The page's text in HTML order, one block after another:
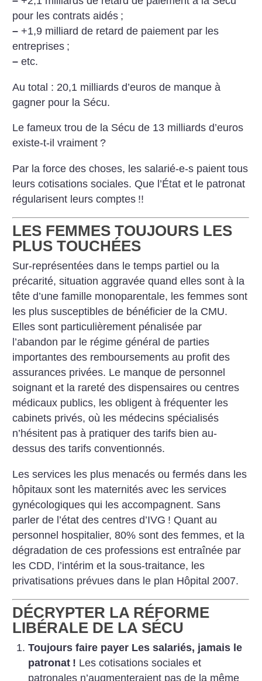
pour les contrats aidés ;
– +1,9 milliard de retard de paiement par les
entreprises ;
– etc.
Au total : 20,1 milliards d’euros de manque à
gagner pour la Sécu.
Le fameux trou de la Sécu de 13 milliards d’euros
existe-t-il vraiment ?
Par la force des choses, les salarié-e-s paient tous
leurs cotisations sociales. Que l’État et le patronat
régularisent leurs comptes !!
LES FEMMES TOUJOURS LES
PLUS TOUCHÉES
Sur-représentées dans le temps partiel ou la
précarité, situation aggravée quand elles sont à la
tête d’une famille monoparentale, les femmes sont
les plus susceptibles de bénéficier de la CMU.
Elles sont particulièrement pénalisée par
l’abandon par le régime général de parties
importantes des remboursements au profit des
assurances privées. Le manque de personnel
soignant et la rareté des dispensaires ou centres
médicaux publics, les obligent à fréquenter les
cabinets privés, où les médecins spécialisés
n’hésitent pas à pratiquer des tarifs bien au-
dessus des tarifs conventionnés.
Les services les plus menacés ou fermés dans les
hôpitaux sont les maternités avec les services
gynécologiques qui les accompagnent. Sans
parler de l’état des centres d’IVG ! Quant au
personnel hospitalier, 80% sont des femmes, et la
dégradation de ces professions est entraînée par
les CDD, l’intérim et la sous-traitance, les
privatisations prévues dans le plan Hôpital 2007.
DÉCRYPTER LA RÉFORME
LIBÉRALE DE LA SÉCU
Toujours faire payer Les salariés, jamais le
patronat ! Les cotisations sociales et
patronales n’augmenteraient pas de la même